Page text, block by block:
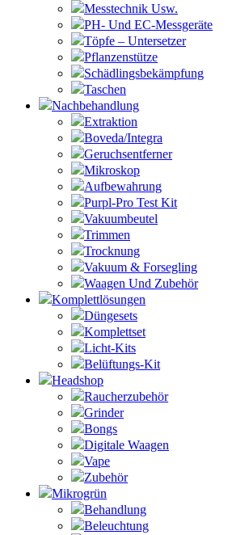
Messtechnik Usw.
PH- Und EC-Messgeräte
Töpfe – Untersetzer
Pflanzenstütze
Schädlingsbekämpfung
Taschen
Nachbehandlung
Extraktion
Boveda/Integra
Geruchsentferner
Mikroskop
Aufbewahrung
Purpl-Pro Test Kit
Vakuumbeutel
Trimmen
Trocknung
Vakuum & Forsegling
Waagen Und Zubehör
Komplettlösungen
Düngesets
Komplettset
Licht-Kits
Belüftungs-Kit
Headshop
Raucherzubehör
Grinder
Bongs
Digitale Waagen
Vape
Zubehör
Mikrogrün
Behandlung
Beleuchtung